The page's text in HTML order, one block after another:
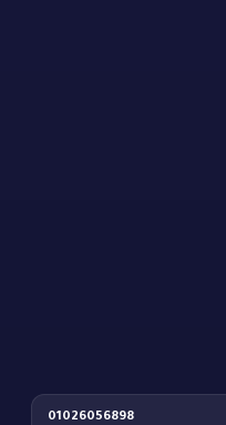
01026056898